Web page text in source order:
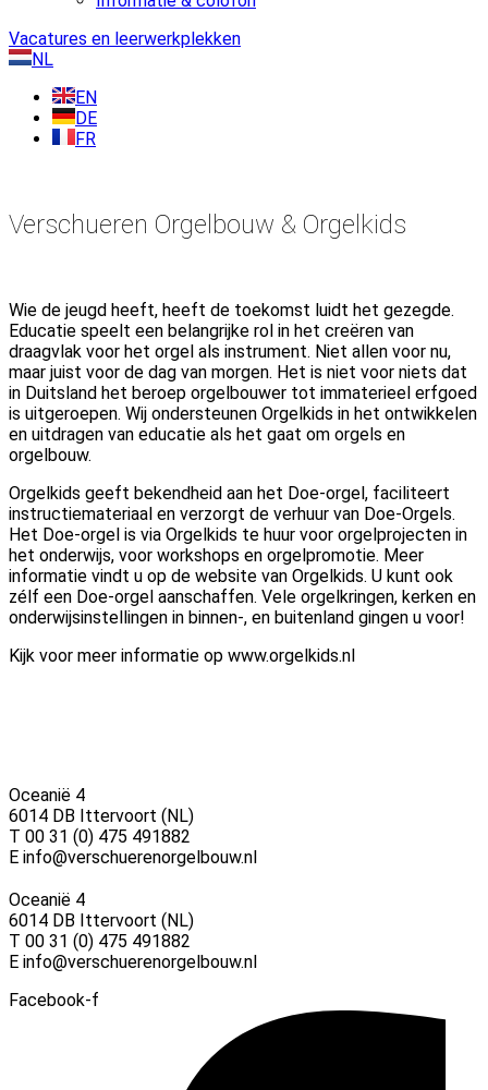
Vacatures en leerwerkplekken
NL
EN
DE
FR
Verschueren Orgelbouw & Orgelkids
Wie de jeugd heeft, heeft de toekomst luidt het gezegde.
Educatie speelt een belangrijke rol in het creëren van
draagvlak voor het orgel als instrument. Niet allen voor nu,
maar juist voor de dag van morgen. Het is niet voor niets dat
in Duitsland het beroep orgelbouwer tot immaterieel erfgoed
is uitgeroepen. Wij ondersteunen Orgelkids in het ontwikkelen
en uitdragen van educatie als het gaat om orgels en
orgelbouw.
Orgelkids geeft bekendheid aan het Doe-orgel, faciliteert
instructiemateriaal en verzorgt de verhuur van Doe-Orgels.
Het Doe-orgel is via Orgelkids te huur voor orgelprojecten in
het onderwijs, voor workshops en orgelpromotie. Meer
informatie vindt u op de website van Orgelkids. U kunt ook
zélf een Doe-orgel aanschaffen. Vele orgelkringen, kerken en
onderwijsinstellingen in binnen-, en buitenland gingen u voor!
Kijk voor meer informatie op www.orgelkids.nl
Oceanië 4
6014 DB Ittervoort (NL)
T 00 31 (0) 475 491882
E info@verschuerenorgelbouw.nl
Oceanië 4
6014 DB Ittervoort (NL)
T 00 31 (0) 475 491882
E info@verschuerenorgelbouw.nl
Facebook-f